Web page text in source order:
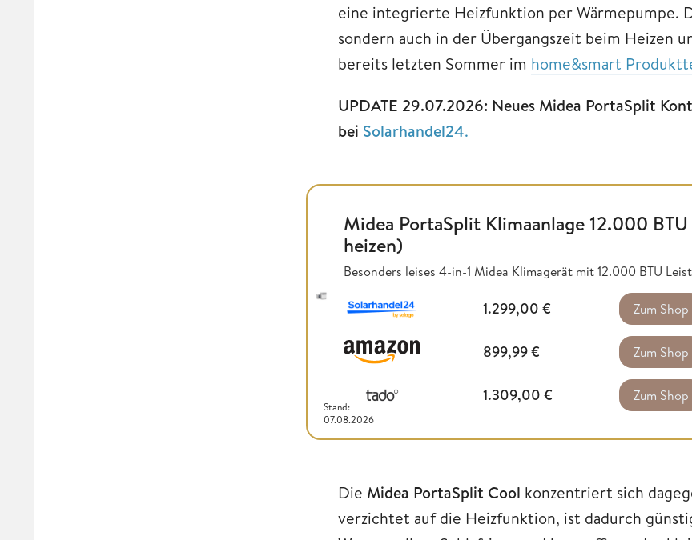
eine integrierte Heizfunktion per Wärmepumpe.
sondern auch in der Übergangszeit beim Heizen
bereits letzten Sommer im home&smart
UPDATE 29.07.2026: Neues Midea PortaSplit
bei Solarhandel24.
Stand:
07.08.2026
Midea PortaSplit Klimaanlage 12.000
heizen)
Besonders leises 4-in-1 Midea Klimagerät mit 12.000 BTU
1.299,00 € Zum Shop
899,99€ Zum Shop
1.309,00 € Zum Shop
Die Midea PortaSplit Cool konzentriert sich
verzichtet auf die Heizfunktion, ist dadurch